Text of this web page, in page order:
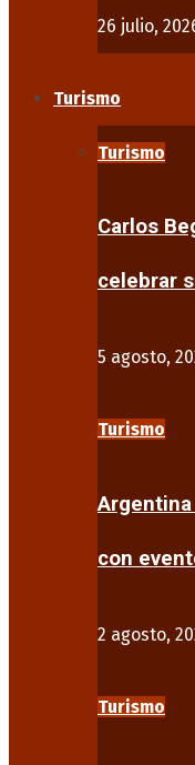
26 julio,
Turismo
Turismo
Carlos
celebrar
5 agosto,
Turismo
con
2 agosto,
Turismo